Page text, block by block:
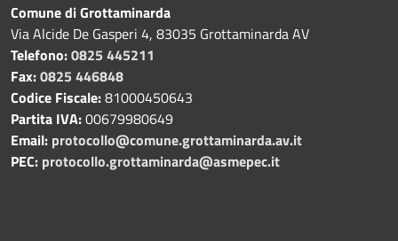
Comune di Grottaminarda
Via Alcide De Gasperi 4, 83035 Grottaminarda AV
Telefono:0825 445211
Fax:0825 446848
Codice Fiscale:81000450643
Partita IVA:00679980649
Email: protocollo@comune.grottaminarda.av.it
PEC: protocollo.grottaminarda@asmepec.it